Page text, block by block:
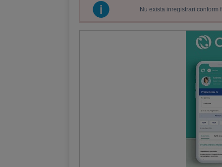
Nu exista inregistrari